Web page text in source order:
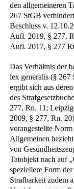
den allgemeineren
267 StGB
Beschluss v.
Aufl. 2019, § 277,
Aufl. 2017, § 277
Das Verhältnis der
lex generalis (§ 267
ergibt sich aus
des
277, Rn. 11;
2009, § 277, Rn.
vorangestellte
Allgemeinen
von
Tatobjekt nach auf
speziellere Form
Strafbarkeit zudem